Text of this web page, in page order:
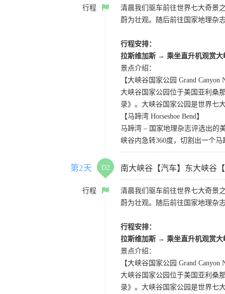
行程
清晨我们驱车前往世界七大奇景
蔚为壮观。随后前往国家地理杂
行程安排：
拉斯维加斯 → 乘坐直升机观赏大
景点介绍：
【大峡谷国家公园 Grand Canyon
大峡谷国家公园位于美国亚利桑
录》。大峡谷国家公园是世界七
【马蹄湾 Horseshoe Bend】
马蹄湾 – 国家地理杂志评选出的
峡谷内急转360度，切割出一个
第2天 D2 南大峡谷【汽车】东大峡谷
行程
清晨我们驱车前往世界七大奇景
蔚为壮观。随后前往国家地理杂
行程安排：
拉斯维加斯 → 乘坐直升机观赏大
景点介绍：
【大峡谷国家公园 Grand Canyon
大峡谷国家公园位于美国亚利桑
录》。大峡谷国家公园是世界七